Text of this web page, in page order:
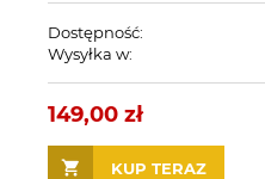
Dostępność:
Wysyłka w:
149,00 zł
KUP TERAZ